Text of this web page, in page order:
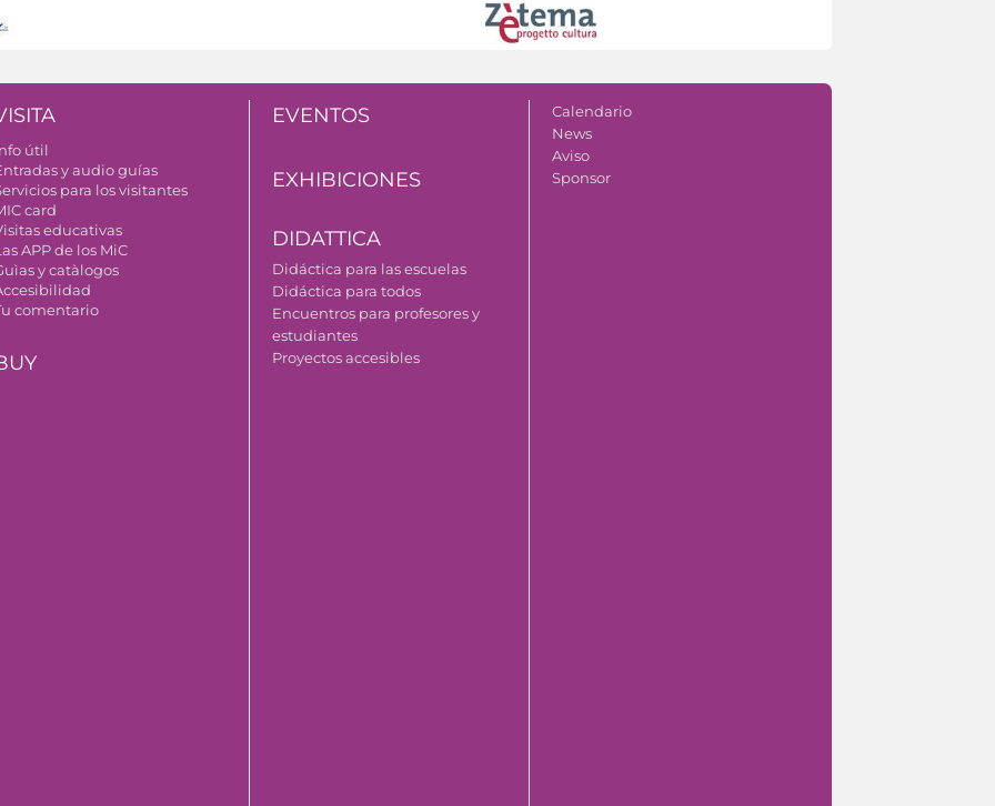
útil
y audio guías
para los visitantes
card
educativas
APP de los MiC
y catàlogos
comentario
EVENTOS
EXHIBICIONES
DIDATTICA
Didáctica para las escuelas
Didáctica para todos
Encuentros para profesores y
estudiantes
Proyectos accesibles
Calendario
News
Aviso
Sponsor